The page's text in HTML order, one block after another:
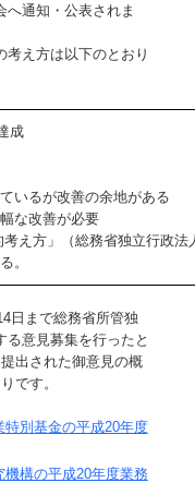
へ通知・公表されま
え方は以下のとおり
成
いるが改善の余地がある
な改善が必要
え方」（総務省独立行政法
。
日まで総務省所管独
る意見募集を行ったと
出された御意見の概
です。
別基金の平成20年度
構の平成20年度業務